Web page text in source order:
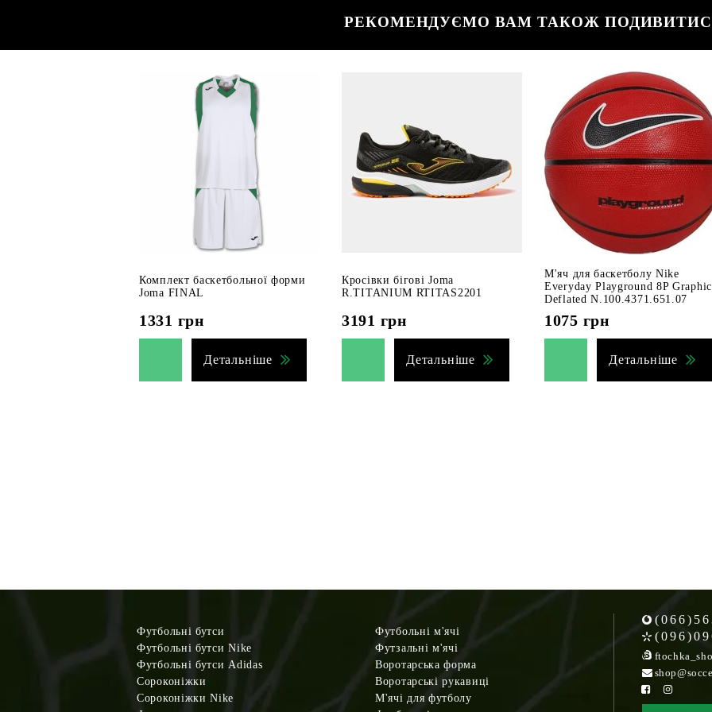
РЕКОМЕНДУЄМО ВАМ ТАКОЖ
Комплект баскетбольної форми
Joma FINAL
1331 грн
Детальніше
Кросівки бігові Joma
R.TITANIUM RTITAS2201
3191 грн
Детальніше
М'яч для баскетболу Nike
Everyday Playground 8P Graphic
Deflated N.100.4371.651.07
1075 грн
Детальніше
Футбольні бутси
Футбольні бутси Nike
Футбольні бутси Adidas
Сороконіжки
Сороконіжки Nike
Футбольні м'ячі
Футзальні м'ячі
Воротарська форма
Воротарські рукавиці
М'ячі для футболу